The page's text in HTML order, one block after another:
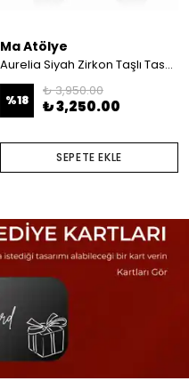
Ma Atölye
Aurelia Siyah Zirkon Taşlı Tasarım Bileklik
%18
₺ 3,950.00
₺ 3,250.00
SEPETE EKLE